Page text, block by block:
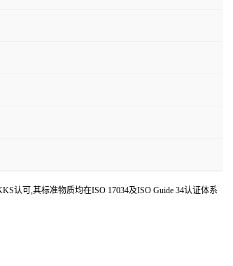
认可,其标准物质均在ISO 17034及ISO Guide 34认证体系